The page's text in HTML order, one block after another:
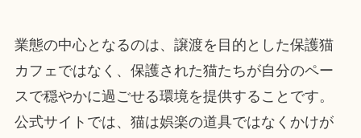
業態の中心となるのは、譲渡を目的とした保護猫
カフェではなく、保護された猫たちが自分のペー
スで穏やかに過ごせる環境を提供することです。
公式サイトでは、猫は娯楽の道具ではなくかけが